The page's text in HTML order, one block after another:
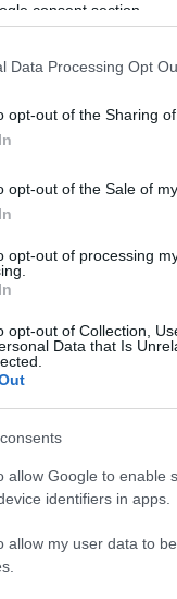
consent section.
Data Processing Opt
opt-out of the Sharing
opt-out of the Sale of
opt-out of processing
opt-out of Collection,
Data that Is
allow Google to enable
identifiers in apps.
allow my user data to
a Szigeten (Fotó:
a
Bernstein,
- közölték a
sátorban az
míg ausztrál